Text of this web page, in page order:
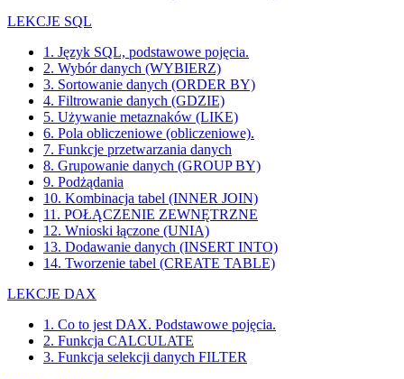
LEKCJE SQL
1. Język SQL, podstawowe pojęcia.
2. Wybór danych (WYBIERZ)
3. Sortowanie danych (ORDER BY)
4. Filtrowanie danych (GDZIE)
5. Używanie metaznaków (LIKE)
6. Pola obliczeniowe (obliczeniowe).
7. Funkcje przetwarzania danych
8. Grupowanie danych (GROUP BY)
9. Podżądania
10. Kombinacja tabel (INNER JOIN)
11. POŁĄCZENIE ZEWNĘTRZNE
12. Wnioski łączone (UNIA)
13. Dodawanie danych (INSERT INTO)
14. Tworzenie tabel (CREATE TABLE)
LEKCJE DAX
1. Co to jest DAX. Podstawowe pojęcia.
2. Funkcja CALCULATE
3. Funkcja selekcji danych FILTER